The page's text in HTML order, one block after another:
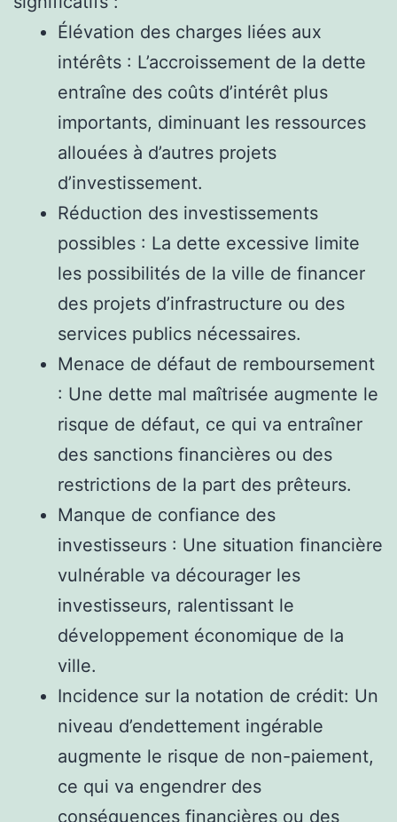
Élévation des charges liées aux
intérêts : L’accroissement de la dette
entraîne des coûts d’intérêt plus
importants, diminuant les ressources
allouées à d’autres projets
d’investissement.
Réduction des investissements
possibles : La dette excessive limite
les possibilités de la ville de financer
des projets d’infrastructure ou des
services publics nécessaires.
Menace de défaut de remboursement
: Une dette mal maîtrisée augmente le
risque de défaut, ce qui va entraîner
des sanctions financières ou des
restrictions de la part des prêteurs.
Manque de confiance des
investisseurs : Une situation financière
vulnérable va décourager les
investisseurs, ralentissant le
développement économique de la
ville.
Incidence sur la notation de crédit: Un
niveau d’endettement ingérable
augmente le risque de non-paiement,
ce qui va engendrer des
conséquences financières ou des